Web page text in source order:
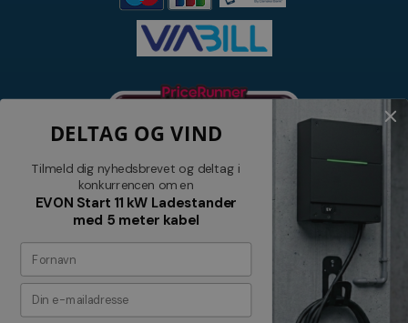
Nyhedsbrev
Tilmeld dig vores nyhedsbrev og
modtag relevante tilbud og nyheder
DELTAG OG VIND
Tilmeld dig nyhedsbrevet og deltag i
konkurrencen om en
EVON Start 11 kW Ladestander
med 5 meter kabel